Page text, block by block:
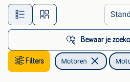
Alle afstanden…
Bewaar je
Filters Motoren